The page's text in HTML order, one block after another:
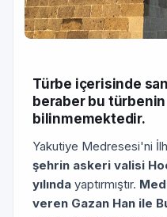
Türbe içerisinde
beraber bu
bilinmemektedir.
Yakutiye Medresesi'ni
şehrin askeri valisi
yılında yaptırmıştır.
veren Gazan Han ile